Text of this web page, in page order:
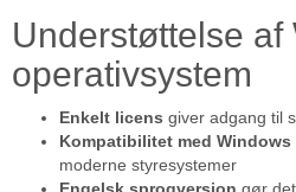
Understøttelse af
operativsystem
Enkelt licens giver adgang til
Kompatibilitet med Windows
moderne styresystemer